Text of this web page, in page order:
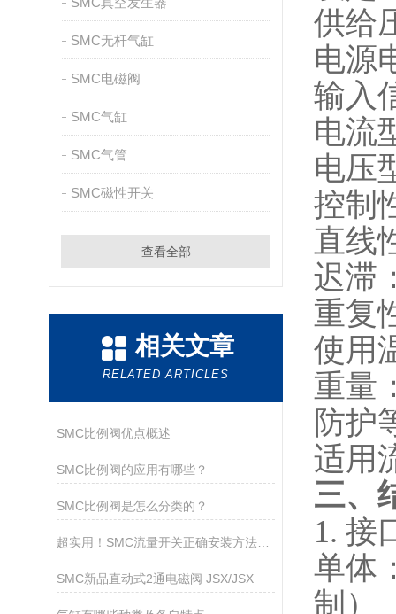
SMC无杆气缸
SMC电磁阀
SMC气缸
SMC气管
SMC磁性开关
查看全部
相关文章
RELATED ARTICLES
SMC比例阀优点概述
SMC比例阀的应用有哪些？
SMC比例阀是怎么分类的？
超实用！SMC流量开关正确安装方法全攻略
SMC新品直动式2通电磁阀 JSX/JSX
供给
电源
输入
电流
电压
控制
直线
迟滞
重复
使用
重量
防护
适用
三、
1. 接
单体
制）